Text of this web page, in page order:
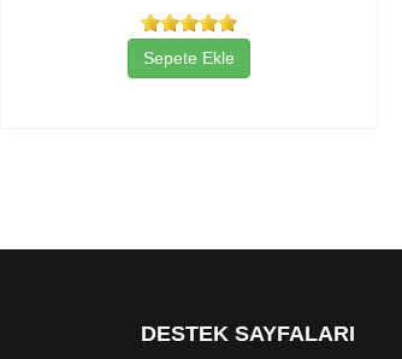
Sepete Ekle
DESTEK SAYFALARI